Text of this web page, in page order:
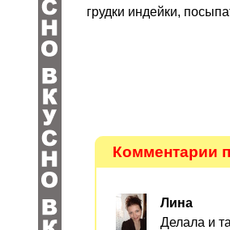
грудки индейки,
Комментарии
Лина
Делала и